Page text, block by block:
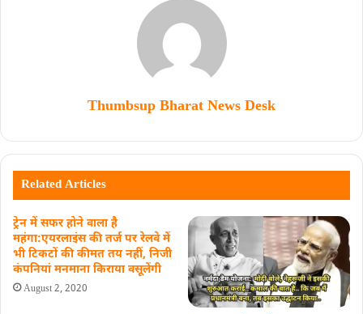
Thumbsup Bharat News Desk
Related Articles
ट्रेन में सफर होने वाला है
महंगा:एयरलाइंस की तर्ज पर रेलवे में
भी टिकटों की कीमत तय नहीं, निजी
कंपनियां मनमाना किराया वसूलेंगी
August 2, 2020